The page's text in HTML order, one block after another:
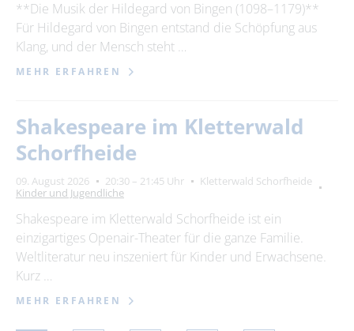
**Die Musik der Hildegard von Bingen (1098–1179)**
Für Hildegard von Bingen entstand die Schöpfung aus
Klang, und der Mensch steht …
MEHR ERFAHREN
Shakespeare im Kletterwald
Schorfheide
09. August 2026 20:30 – 21:45 Uhr
Kletterwald Schorfheide
Kinder und Jugendliche
Shakespeare im Kletterwald Schorfheide ist ein
einzigartiges Openair-Theater für die ganze Familie.
Weltliteratur neu inszeniert für Kinder und Erwachsene.
Kurz …
MEHR ERFAHREN